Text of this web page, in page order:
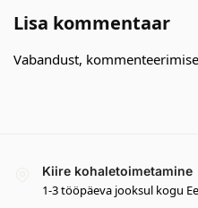
Lisa kommentaar
Vabandust,
Kiire kohaletoimetamine
1-3 tööpäeva jooksul kogu